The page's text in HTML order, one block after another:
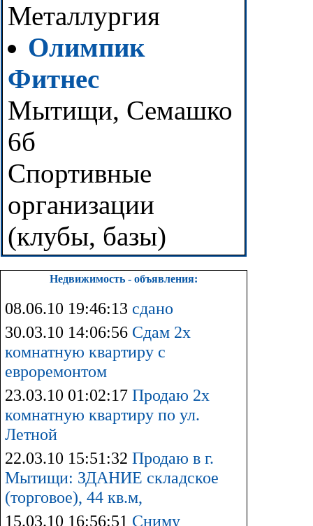
Металлургия
Олимпик
Фитнес
Мытищи, Семашко
6б
Спортивные
организации
(клубы, базы)
Недвижимость - объявления:
08.06.10 19:46:13 сдано
30.03.10 14:06:56 Сдам 2х
комнатную квартиру с
евроремонтом
23.03.10 01:02:17 Продаю 2х
комнатную квартиру по ул.
Летной
22.03.10 15:51:32 Продаю в г.
Мытищи: ЗДАНИЕ складское
(торговое), 44 кв.м,
15.03.10 16:56:51 Сниму